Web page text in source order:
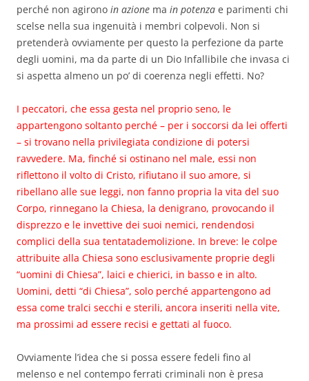
perché non agirono in azione ma in potenza e parimenti chi
scelse nella sua ingenuità i membri colpevoli. Non si
pretenderà ovviamente per questo la perfezione da parte
degli uomini, ma da parte di un Dio Infallibile che invasa ci
si aspetta almeno un po’ di coerenza negli effetti. No?
I peccatori, che essa gesta nel proprio seno, le
appartengono soltanto perché – per i soccorsi da lei offerti
– si trovano nella privilegiata condizione di potersi
ravvedere. Ma, finché si ostinano nel male, essi non
riflettono il volto di Cristo, rifiutano il suo amore, si
ribellano alle sue leggi, non fanno propria la vita del suo
Corpo, rinnegano la Chiesa, la denigrano, provocando il
disprezzo e le invettive dei suoi nemici, rendendosi
complici della sua tentatademolizione. In breve: le colpe
attribuite alla Chiesa sono esclusivamente proprie degli
“uomini di Chiesa”, laici e chierici, in basso e in alto.
Uomini, detti “di Chiesa”, solo perché appartengono ad
essa come tralci secchi e sterili, ancora inseriti nella vite,
ma prossimi ad essere recisi e gettati al fuoco.
Ovviamente l’idea che si possa essere fedeli fino al
melenso e nel contempo ferrati criminali non è presa